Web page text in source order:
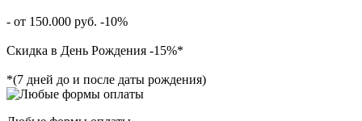
- от 150.000 руб. -10%
Скидка в День Рождения -15%*
*(7 дней до и после даты рождения)